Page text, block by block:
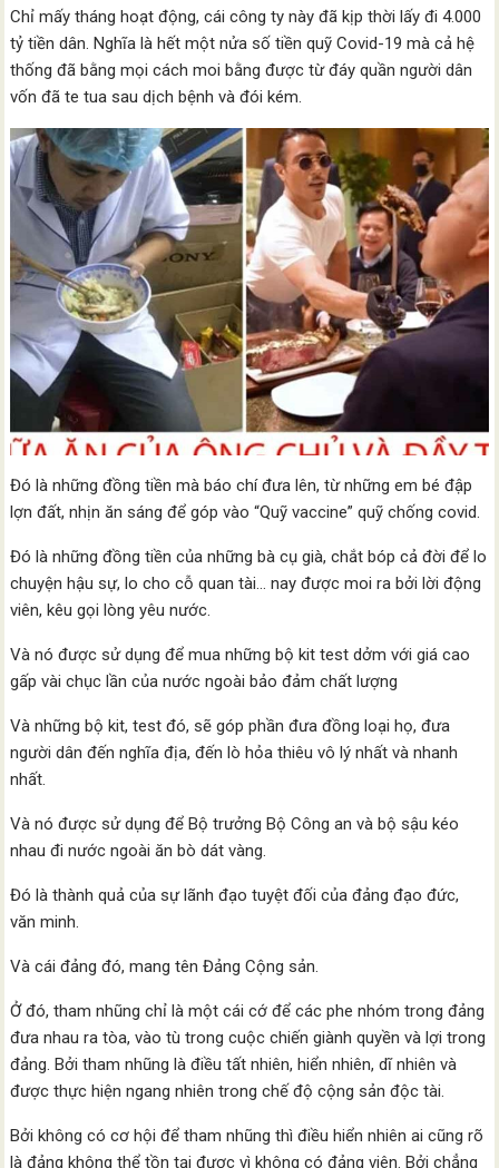
Chỉ mấy tháng hoạt động, cái công ty này đã kịp thời lấy đi 4.000
tỷ tiền dân. Nghĩa là hết một nửa số tiền quỹ Covid-19 mà cả hệ
thống đã bằng mọi cách moi bằng được từ đáy quần người dân
vốn đã te tua sau dịch bệnh và đói kém.
Đó là những đồng tiền mà báo chí đưa lên, từ những em bé đập
lợn đất, nhịn ăn sáng để góp vào “Quỹ vaccine” quỹ chống covid.
Đó là những đồng tiền của những bà cụ già, chắt bóp cả đời để lo
chuyện hậu sự, lo cho cỗ quan tài… nay được moi ra bởi lời động
viên, kêu gọi lòng yêu nước.
Và nó được sử dụng để mua những bộ kit test dởm với giá cao
gấp vài chục lần của nước ngoài bảo đảm chất lượng
Và những bộ kit, test đó, sẽ góp phần đưa đồng loại họ, đưa
người dân đến nghĩa địa, đến lò hỏa thiêu vô lý nhất và nhanh
nhất.
Và nó được sử dụng để Bộ trưởng Bộ Công an và bộ sậu kéo
nhau đi nước ngoài ăn bò dát vàng.
Đó là thành quả của sự lãnh đạo tuyệt đối của đảng đạo đức,
văn minh.
Và cái đảng đó, mang tên Đảng Cộng sản.
Ở đó, tham nhũng chỉ là một cái cớ để các phe nhóm trong đảng
đưa nhau ra tòa, vào tù trong cuộc chiến giành quyền và lợi trong
đảng. Bởi tham nhũng là điều tất nhiên, hiển nhiên, dĩ nhiên và
được thực hiện ngang nhiên trong chế độ cộng sản độc tài.
Bởi không có cơ hội để tham nhũng thì điều hiển nhiên ai cũng rõ
là đảng không thể tồn tại được vì không có đảng viên. Bởi chẳng